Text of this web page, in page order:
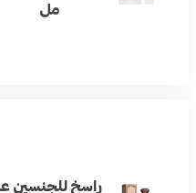
مل
راسخ للجنسين